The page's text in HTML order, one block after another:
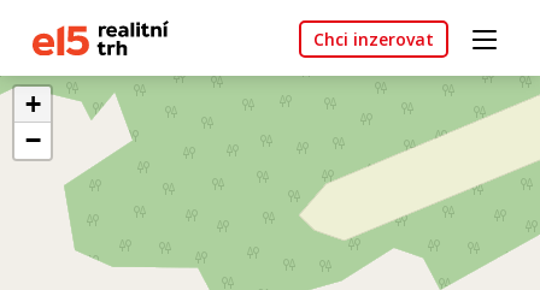
Chci inzerovat
+
−